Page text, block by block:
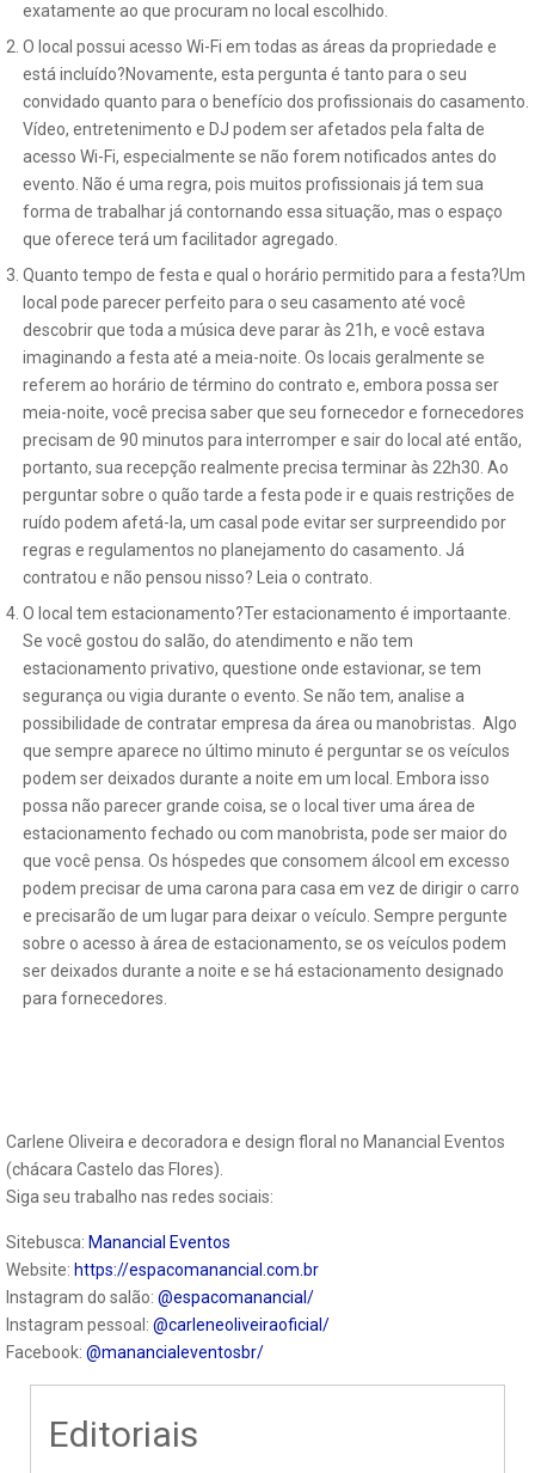
exatamente ao que procuram no local escolhido.
O local possui acesso Wi-Fi em todas as áreas da propriedade e
está incluído?Novamente, esta pergunta é tanto para o seu
convidado quanto para o benefício dos profissionais do casamento.
Vídeo, entretenimento e DJ podem ser afetados pela falta de
acesso Wi-Fi, especialmente se não forem notificados antes do
evento. Não é uma regra, pois muitos profissionais já tem sua
forma de trabalhar já contornando essa situação, mas o espaço
que oferece terá um facilitador agregado.
Quanto tempo de festa e qual o horário permitido para a festa?Um
local pode parecer perfeito para o seu casamento até você
descobrir que toda a música deve parar às 21h, e você estava
imaginando a festa até a meia-noite. Os locais geralmente se
referem ao horário de término do contrato e, embora possa ser
meia-noite, você precisa saber que seu fornecedor e fornecedores
precisam de 90 minutos para interromper e sair do local até então,
portanto, sua recepção realmente precisa terminar às 22h30. Ao
perguntar sobre o quão tarde a festa pode ir e quais restrições de
ruído podem afetá-la, um casal pode evitar ser surpreendido por
regras e regulamentos no planejamento do casamento. Já
contratou e não pensou nisso? Leia o contrato.
O local tem estacionamento?Ter estacionamento é importaante.
Se você gostou do salão, do atendimento e não tem
estacionamento privativo, questione onde estavionar, se tem
segurança ou vigia durante o evento. Se não tem, analise a
possibilidade de contratar empresa da área ou manobristas. Algo
que sempre aparece no último minuto é perguntar se os veículos
podem ser deixados durante a noite em um local. Embora isso
possa não parecer grande coisa, se o local tiver uma área de
estacionamento fechado ou com manobrista, pode ser maior do
que você pensa. Os hóspedes que consomem álcool em excesso
podem precisar de uma carona para casa em vez de dirigir o carro
e precisarão de um lugar para deixar o veículo. Sempre pergunte
sobre o acesso à área de estacionamento, se os veículos podem
ser deixados durante a noite e se há estacionamento designado
para fornecedores.
Carlene Oliveira e decoradora e design floral no Manancial Eventos
(chácara Castelo das Flores).
Siga seu trabalho nas redes sociais:
Sitebusca: Manancial Eventos
Website: https://espacomanancial.com.br
Instagram do salão: @espacomanancial/
Instagram pessoal: @carleneoliveiraoficial/
Facebook: @manancialeventosbr/
Editoriais